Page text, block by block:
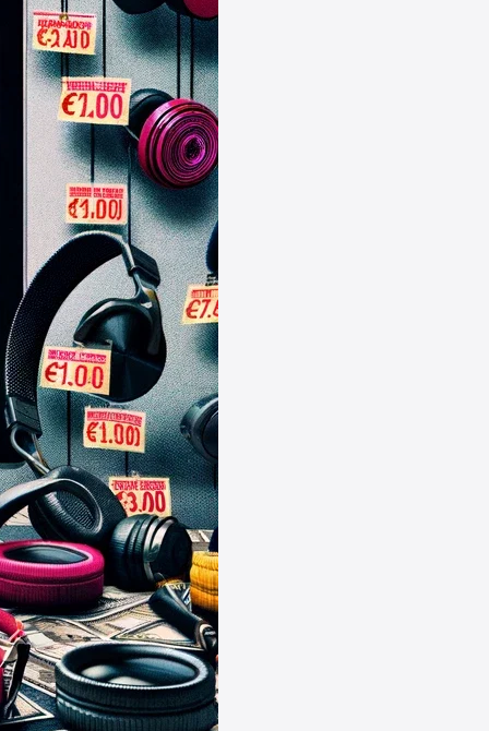
13:09
↩
Katalin
wie löse ich mein Gutschein ein,
was bereits bezahlt worden ist?
13:10
↩
Grischa
@Katalin Bei welchen Shop ?
Allgemein kann man keine
Gutscheine nach einem Kauf
einlösen, soweit ich weiß. Man
müsste schon stornieren und
nochmal bestellen, da man
Rabattcodes oder auch
Geschenkgutscheine im
Warenkorb oder an der Kasse
VOR dem Kauf einlösen kann.
↩
Kerstin
Och siche den Gutschein
fürmeggelebaguetts